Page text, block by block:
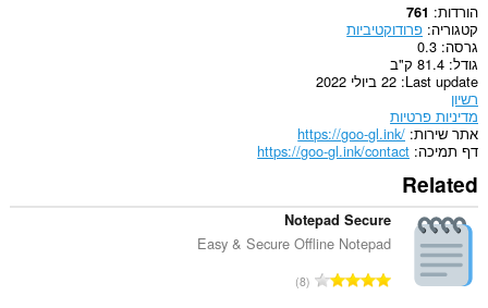
הורדות 761
קטגוריה פרודוקטיביות
גרסה 0.3
גודל 81.4 ק"ב
Last update 22 ביולי 2022
רשיון
מדיניות פרטיות
אתר שירות https://goo-gl.ink/
דף תמיכה https://goo-gl.ink/contact
Related
Notepad Secure
Easy & Secure Offline Notepad
מ8